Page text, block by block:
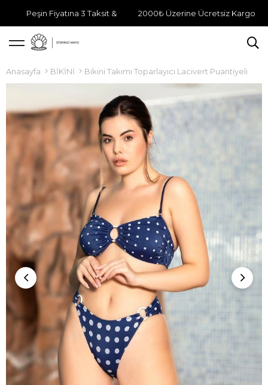
Peşin Fiyatına 3 Taksit & 2000₺ Üzerine Ücretsiz Kargo
Anasayfa BİKİNİ Bikini Takımı Toparlayıcı Lacivert Puantiyeli